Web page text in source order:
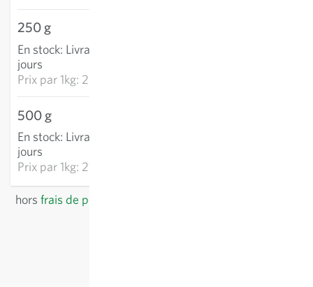
250 g
En stock: Livraison 3-5
jours
Prix par1kg: 253,22 €
500 g
En stock: Livraison 3-5
jours
Prix par1kg: 212,96 €
hors frais de port